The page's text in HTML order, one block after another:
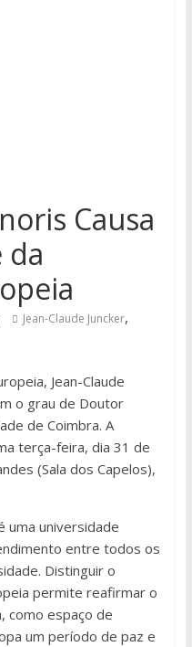
Causa
da
Jean-Claude Juncker,
Jean-Claude
o grau de Doutor
de Coimbra. A
terça-feira, dia 31 de
(Sala dos Capelos),
uma universidade
entre todos os
Distinguir o
permite reafirmar o
como espaço de
um período de paz e